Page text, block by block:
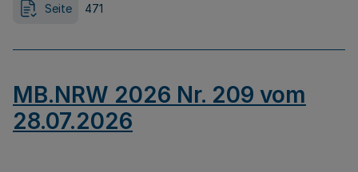
Seite 471
MB.NRW 2026 Nr. 209 vom
28.07.2026